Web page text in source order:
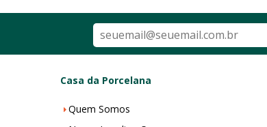
Casa da Porcelana
Quem Somos